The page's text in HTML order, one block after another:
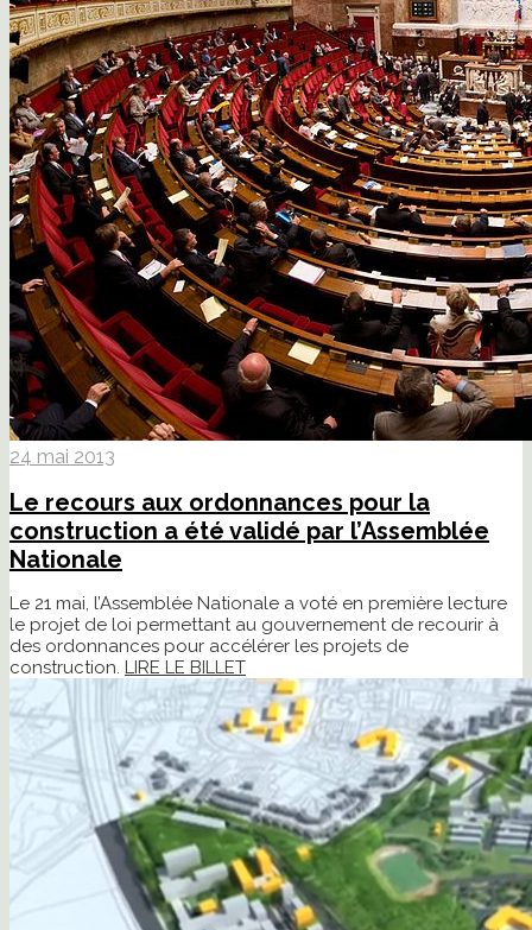
24 mai 2013
Le recours aux ordonnances pour la
construction a été validé par l’Assemblée
Nationale
Le 21 mai, l’Assemblée Nationale a voté en première lecture
le projet de loi permettant au gouvernement de recourir à
des ordonnances pour accélérer les projets de
construction. LIRE LE BILLET